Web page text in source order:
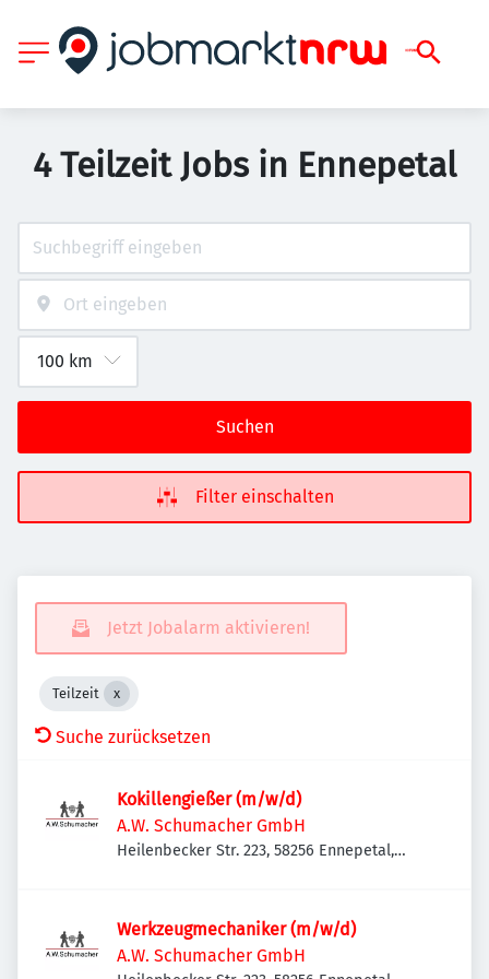
4 Teilzeit Jobs in Ennepetal
Suchen
Filter einschalten
Jetzt Jobalarm aktivieren!
Teilzeit
Suche zurücksetzen
Kokillengießer (m/w/d)
A.W. Schumacher GmbH
Heilenbecker Str. 223, 58256 Ennepetal,
Werkzeugmechaniker (m/w/d)
A.W. Schumacher GmbH